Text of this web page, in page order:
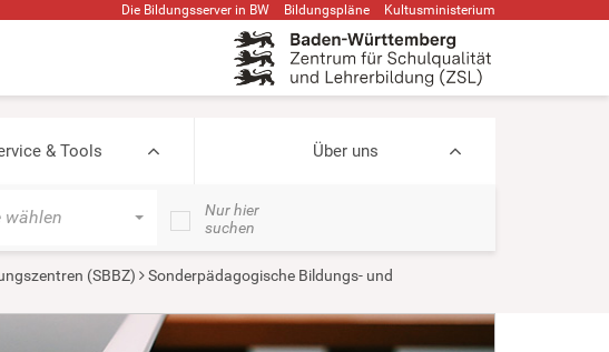
Die Bildungsserver in BW Bildungspläne Kultusministerium
& Tools Über uns
wählen
Nur hier
suchen
(SBBZ)
Sonderpädagogische Bildungs- und